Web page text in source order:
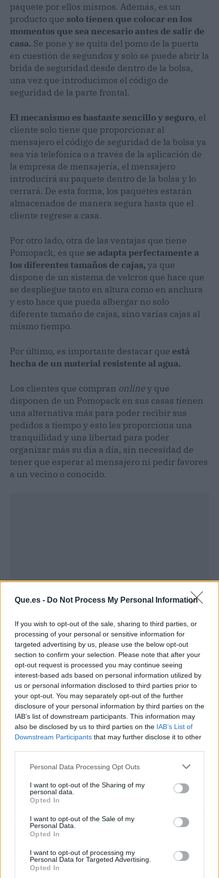
Que.es - Do Not Process My Personal Information
If you wish to opt-out of the sale, sharing to third parties, or
processing of your personal or sensitive information for
targeted advertising by us, please use the below opt-out
section to confirm your selection. Please note that after your
opt-out request is processed you may continue seeing
interest-based ads based on personal information utilized by
us or personal information disclosed to third parties prior to
your opt-out. You may separately opt-out of the further
disclosure of your personal information by third parties on the
IAB’s list of downstream participants. This information may
also be disclosed by us to third parties on the IAB’s List of
Downstream Participants that may further disclose it to other
Personal Data Processing Opt Outs
I want to opt-out of the Sharing of my
personal data.
Opted In
I want to opt-out of the Sale of my
Personal Data.
Opted In
I want to opt-out of processing my
Personal Data for Targeted Advertising.
Opted In
paquete por ellos mismos. Además, es un
producto que solo tienen que colocar en los
momentos que sea necesario antes de salir de
casa. Se pone y se quita del pomo de la puerta
en cuestión de segundos y solo se puede abrir la
brida de seguridad desde dentro de la bolsa,
una vez que introducimos el código de
seguridad de la parte frontal.
El mecanismo es bastante sencillo y seguro, el
cliente solo tiene que proporcionar al
mensajero el código de seguridad de la bolsa ya
sea vía telefónica o a través de la aplicación de
la empresa de mensajería, el mensajero
introducirá su paquete dentro de la bolsa y lo
cerrará. De esta forma, los paquetes estarán
almacenados de manera segura hasta que el
cliente regrese a casa.
Por otro lado, otra de las ventajas que tiene
Pomopack, es que se adapta perfectamente a
los diferentes tamaños de cajas, ya que
dispone de un sistema de velcros que hace que
se despliegue tanto en altura como en anchura
y esto hace que pueda albergar no solo
diferente tamaño de cajas, sino varias cajas al
mismo tiempo.
Por último, es importante destacar que está
hecha de un material resistente al agua.
Los clientes que compran onliney que
disponen de un Pomopack en sus casas tienen
una alternativa más para poder recibir sus
pedidos a tiempo y esto les proporciona una
tranquilidad y una libertad para poder
organizar más su día a día, sin necesidad de
tener que esperar al mensajero ni pedir favores
a un vecino o conocido.
Además,Pomopack
ayuda a reducir la huella
y por ende contribuyendo a la sostenibilidad
del planeta.
¿Quiénes son los principales
clientes de Pomopack?